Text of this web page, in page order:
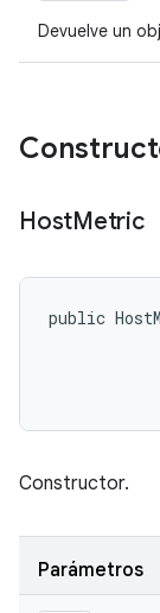
Devuelve un
HostMetric
public
Constructor.
Parámetros